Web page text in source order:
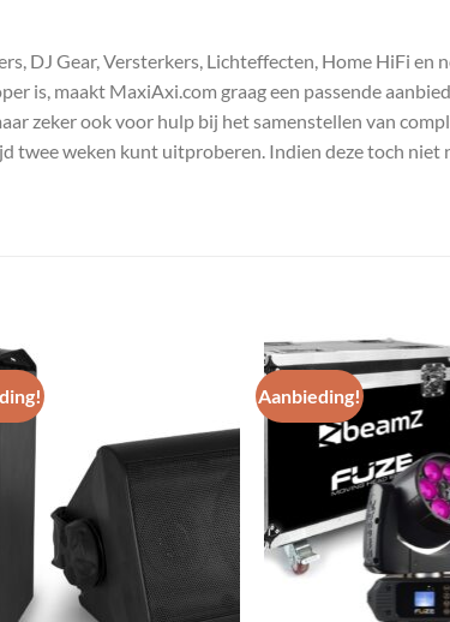
DJ Gear, Versterkers, Lichteffecten, Home HiFi en
is, maakt MaxiAxi.com graag een passende
zeker ook voor hulp bij het samenstellen van
twee weken kunt uitproberen. Indien deze toch niet
Toevoegen
aan
wenslijst
Aanbieding!